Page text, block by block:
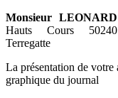
Monsieur
Hauts Cours 50240
Terregatte
La présentation de
graphique du journal